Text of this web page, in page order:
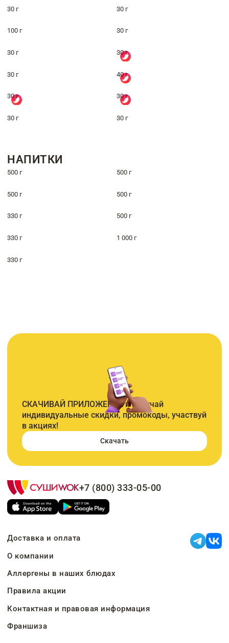
30 г 30 г
100 г 30 г
30 г 30 г
30 г 40 г
30 г 30 г
30 г 30 г
НАПИТКИ
500 г 500 г
500 г 500 г
330 г 500 г
330 г 1 000 г
330 г
СКАЧИВАЙ ПРИЛОЖЕНИЕ и получай
индивидуальные скидки, промокоды, участвуй
в акциях!
Скачать
+7 (800) 333-05-00
Доставка и оплата
О компании
Аллергены в наших блюдах
Правила акции
Контактная и правовая информация
Франшиза